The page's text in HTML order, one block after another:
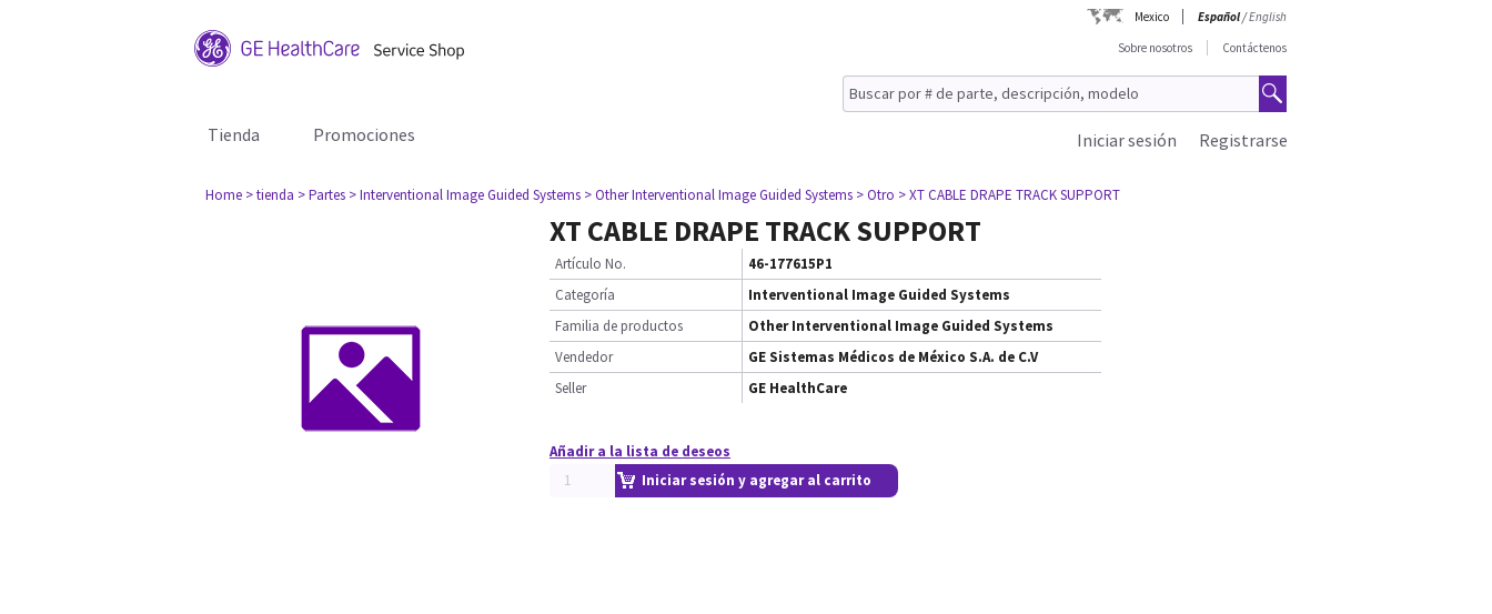
Mexico Español/English
Sobre nosotros
Contáctenos
Tienda Promociones Registrarse
Iniciar sesión
Home > tienda > Partes > Interventional Image Guided Systems > Other Interventional Image Guided Systems > Otro > XT CABLE DRAPE TRACK SUPPORT
XT CABLE DRAPE TRACK SUPPORT
Artículo No.
46-177615P1
Categoría
Interventional Image Guided Systems
Familia de productos
Other Interventional Image Guided Systems
Vendedor
GE Sistemas Médicos de México S.A. de C.V
Seller
GE HealthCare
Añadir a la lista de deseos
Iniciar sesión y agregar al carrito